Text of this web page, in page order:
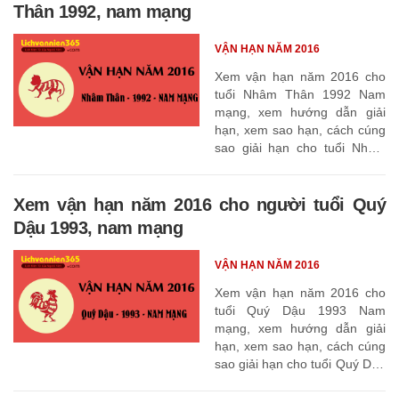
Thân 1992, nam mạng
Xem vận hạn năm 2016 cho
tuổi Nhâm Thân 1992 Nam
mạng, xem hướng dẫn giải
hạn, xem sao hạn, cách cúng
sao giải hạn cho tuổi Nhâm
VẬN HẠN NĂM 2016
Xem vận hạn năm 2016 cho người tuổi Quý
Dậu 1993, nam mạng
Xem vận hạn năm 2016 cho
tuổi Quý Dậu 1993 Nam
mạng, xem hướng dẫn giải
hạn, xem sao hạn, cách cúng
sao giải hạn cho tuổi Quý Dậu
VẬN HẠN NĂM 2016